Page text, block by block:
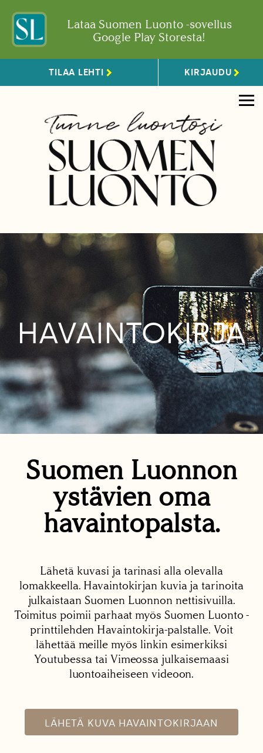
Lataa Suomen Luonto -sovellus
Google Play Storesta!
TILAA LEHTI KIRJAUDU
HAVAINTOKIRJA
Suomen Luonnon
ystävien oma
havaintopalsta.
Lähetä kuvasi ja tarinasi alla olevalla
lomakkeella. Havaintokirjan kuvia ja tarinoita
julkaistaan Suomen Luonnon nettisivuilla.
Toimitus poimii parhaat myös Suomen Luonto -
printtilehden Havaintokirja-palstalle. Voit
lähettää meille myös linkin esimerkiksi
Youtubessa tai Vimeossa julkaisemaasi
luontoaiheiseen videoon.
LÄHETÄ KUVA HAVAINTOKIRJAAN